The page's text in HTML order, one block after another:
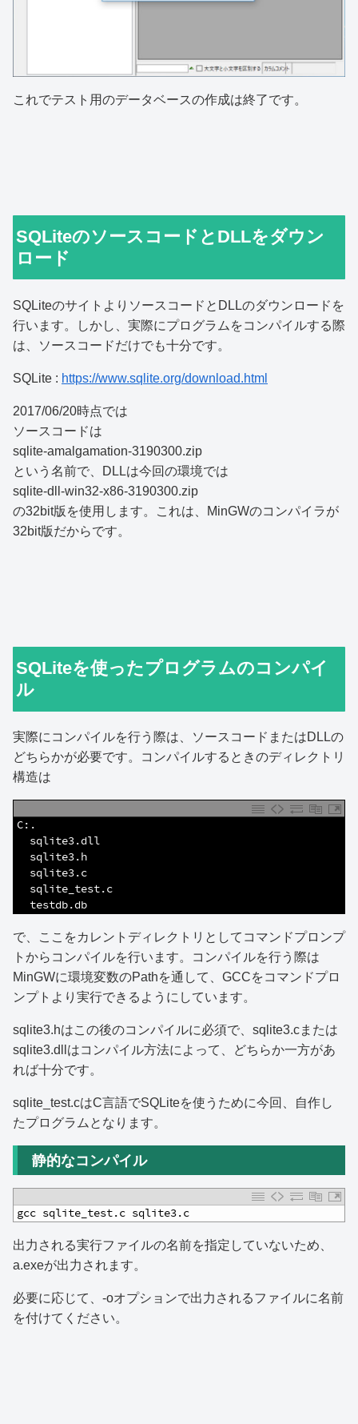
これでテスト用のデータベースの作成は終了です。
SQLiteのソースコードとDLLをダウン
ロード
SQLiteのサイトよりソースコードとDLLのダウンロードを
行います。しかし、実際にプログラムをコンパイルする際
は、ソースコードだけでも十分です。
SQLite : https://www.sqlite.org/download.html
2017/06/20時点では
ソースコードは
sqlite-amalgamation-3190300.zip
という名前で、DLLは今回の環境では
sqlite-dll-win32-x86-3190300.zip
の32bit版を使用します。これは、MinGWのコンパイラが
32bit版だからです。
SQLiteを使ったプログラムのコンパイ
ル
実際にコンパイルを行う際は、ソースコードまたはDLLの
どちらかが必要です。コンパイルするときのディレクトリ
構造は
C:.
sqlite3.dll
sqlite3.h
sqlite3.c
sqlite_test.c
testdb.db
で、ここをカレントディレクトリとしてコマンドプロンプ
トからコンパイルを行います。コンパイルを行う際は
MinGWに環境変数のPathを通して、GCCをコマンドプロ
ンプトより実行できるようにしています。
sqlite3.hはこの後のコンパイルに必須で、sqlite3.cまたは
sqlite3.dllはコンパイル方法によって、どちらか一方があ
れば十分です。
sqlite_test.cはC言語でSQLiteを使うために今回、自作し
たプログラムとなります。
静的なコンパイル
gcc sqlite_test.c sqlite3.c
出力される実行ファイルの名前を指定していないため、
a.exeが出力されます。
必要に応じて、-oオプションで出力されるファイルに名前
を付けてください。